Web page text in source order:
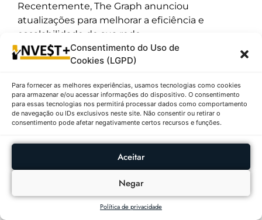
Consentimento do Uso de
Cookies (LGPD)
Para fornecer as melhores experiências, usamos tecnologias como cookies
para armazenar e/ou acessar informações do dispositivo. O consentimento
para essas tecnologias nos permitirá processar dados como comportamento
de navegação ou IDs exclusivos neste site. Não consentir ou retirar o
consentimento pode afetar negativamente certos recursos e funções.
Aceitar
Negar
Política de privacidade
Recentemente, The Graph anunciou
atualizações para melhorar a eficiência e
escalabilidade de sua rede.
7. Immutable (IMX) | $0,6616 ↓6,31%
Descrição:Immutable está na 7ª posição, com
preço de$0,6616e variação negativa
de-6,31%nas últimas 24 horas. O volume de
plataforma focada em jogos blockchain e NFTs,
oferecendo soluções para criar e negociar ativos
digitais com alta escalabilidade e baixas taxas. A
recente queda no preço pode ser atribuída à
correção do mercado de jogos e NFTs, mas o